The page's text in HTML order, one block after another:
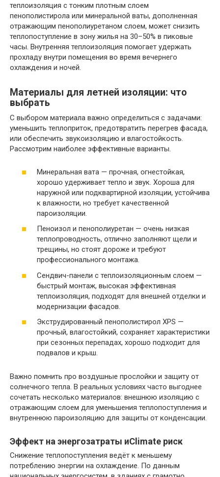
теплоизоляция с тонким плотным слоем
пенополистирола или минеральной ваты, дополненная
отражающим пенополиуретаном слоем, может снизить
теплопоступление в зону жилья на 30–50% в пиковые
часы. Внутренняя теплоизоляция помогает удержать
прохладу внутри помещения во время вечернего
охлаждения и ночей.
Материалы для летней изоляции: что
выбрать
С выбором материала важно определиться с задачами:
уменьшить теплоприток, предотвратить перегрев фасада,
или обеспечить звукоизоляцию и влагостойкость.
Рассмотрим наиболее эффективные варианты.
Минеральная вата — прочная, огнестойкая,
хорошо удерживает тепло и звук. Хороша для
наружной или подквартирной изоляции, устойчива
к влажности, но требует качественной
пароизоляции.
Пеноизол и пенополиуретан — очень низкая
теплопроводность, отлично заполняют щели и
трещины, но стоят дороже и требуют
профессионального монтажа.
Сендвич-панели с теплоизоляционным слоем —
быстрый монтаж, высокая эффективная
теплоизоляция, подходят для внешней отделки и
модернизации фасадов.
Экструдированный пенополистирол XPS —
прочный, влагостойкий, сохраняет характеристики
при сезонных перепадах, хорошо подходит для
подвалов и крыш.
Важно помнить про воздушные прослойки и защиту от
солнечного тепла. В реальных условиях часто выгоднее
сочетать несколько материалов: внешнюю изоляцию с
отражающим слоем для уменьшения теплопоступления и
внутреннюю пароизоляцию для защиты от конденсации.
Эффект на энергозатраты иClimate риск
Снижение теплопоступления ведёт к меньшему
потреблению энергии на охлаждение. По данным